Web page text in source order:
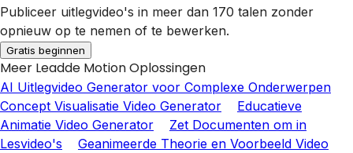
Publiceer uitlegvideo's in meer dan 170 talen zonder
opnieuw op te nemen of te bewerken.
Gratis beginnen
Meer Leadde Motion Oplossingen
AI Uitlegvideo Generator voor Complexe Onderwerpen
Concept Visualisatie Video Generator
Educatieve
Animatie Video Generator
Zet Documenten om in
Lesvideo's
Geanimeerde Theorie en Voorbeeld Video